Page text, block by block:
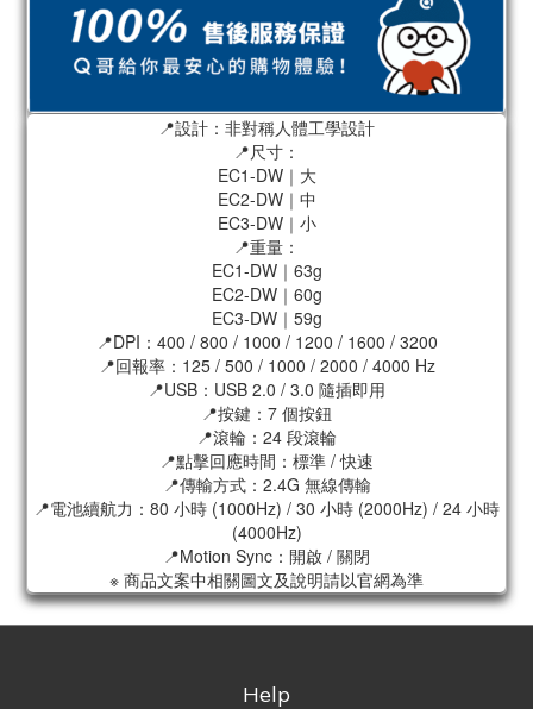
📍設計：非對稱人體工學設計
📍尺寸：
EC1-DW｜大
EC2-DW｜中
EC3-DW｜小
📍重量：
EC1-DW｜63g
EC2-DW｜60g
EC3-DW｜59g
📍DPI：400 / 800 / 1000 / 1200 / 1600 / 3200
📍回報率：125 / 500 / 1000 / 2000 / 4000 Hz
📍USB：USB 2.0 / 3.0 隨插即用
📍按鍵：7 個按鈕
📍滾輪：24 段滾輪
📍點擊回應時間：標準 / 快速
📍傳輸方式：2.4G 無線傳輸
📍電池續航力：80 小時 (1000Hz) / 30 小時 (2000Hz) / 24 小時
(4000Hz)
📍Motion Sync：開啟 / 關閉
※ 商品文案中相關圖文及說明請以官網為準
Help